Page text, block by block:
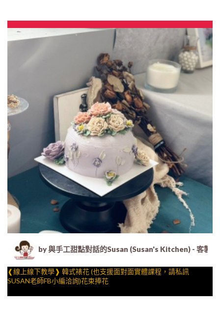
by 與手工甜點對話的Susan (Susan's Kitchen) - 客製
❰線上線下教學❱ 韓式裱花 (也支援面對面實體課程，請私訊
SUSAN老師FB小編洽詢)花束捧花